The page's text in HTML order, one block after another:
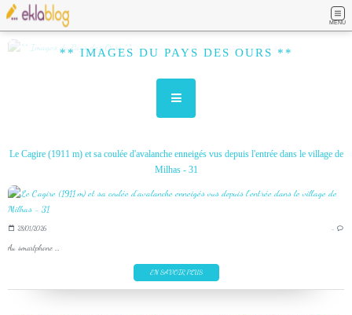
MENU
** IMAGES DU PAYS DES OURS **
Le Cagire (1911 m) et sa coulée d'avalanche enneigés vus depuis l'entrée dans le village de
Milhas - 31
28/01/2026 …
Au smartphone ...
EN SAVOIR PLUS